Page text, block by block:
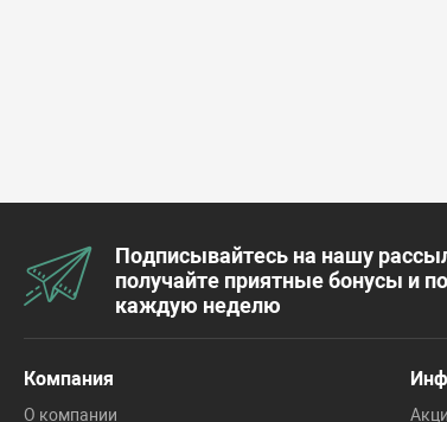
Подписывайтесь на нашу
получайте приятные бонусы и
каждую неделю
Компания
О компании